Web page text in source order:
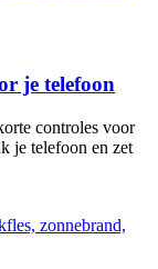
je telefoon
controles voor
je telefoon en zet